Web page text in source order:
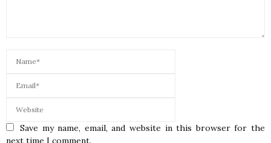
Save my name, email, and website in this browser for the
next time I comment.